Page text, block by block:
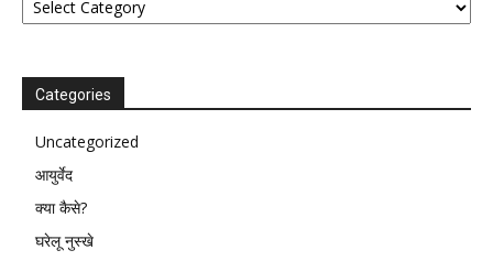
Categories
Uncategorized
आयुर्वेद
क्या कैसे?
घरेलू नुस्खे